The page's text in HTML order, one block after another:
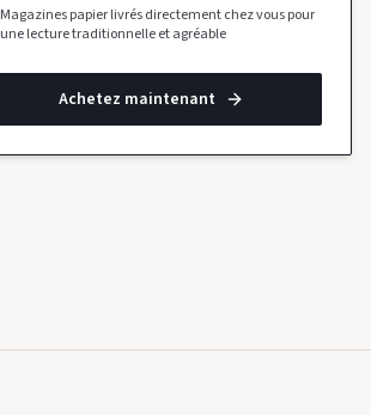
Magazines papier livrés directement chez vous pour
une lecture traditionnelle et agréable
Achetez maintenant